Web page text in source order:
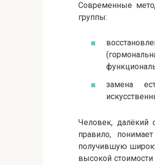
Современные
группы:
замена
Человек, далёкий
правило,
получившую
высокой